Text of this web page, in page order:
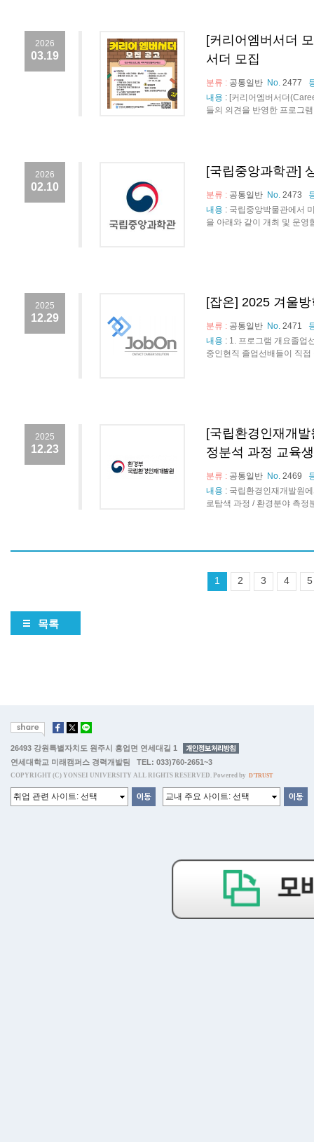
2026
03.19
[커리어엠버서더
서더 모집
분류 : 공통일반 No. 2477
내용 : [커리어엠버서더
들의 의견을 반영한 프로그
2026
02.10
[국립중앙과학관]
분류 : 공통일반 No. 2473
내용 : 국립중앙박물관에서
을 아래와 같이 개최 및 운영
2025
12.29
[잡온] 2025 겨울
분류 : 공통일반 No. 2471
내용 : 1. 프로그램 개요졸업
중인현직 졸업선배들이 직
2025
12.23
[국립환경인재개
정분석 과정 교육
분류 : 공통일반 No. 2469
내용 : 국립환경인재개발원
로탐색 과정 / 환경분야 측정
1 2 3 4 5
목록
26493 강원특별자치도 원주시 흥업면 연세대길 1
연세대학교 미래캠퍼스 경력개발팀 TEL: 033)760-2651~3
COPYRIGHT (C) YONSEI UNIVERSITY ALL RIGHTS RESERVED. Powered by D'TRUST